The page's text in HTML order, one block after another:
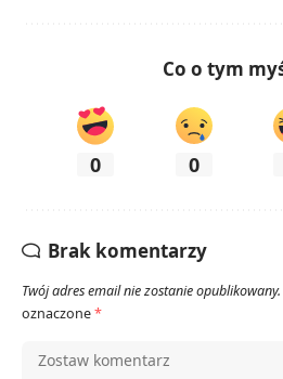
Co o tym
0 0
Brak komentarzy
Twój adres email nie zostanie opublikowany.
oznaczone*